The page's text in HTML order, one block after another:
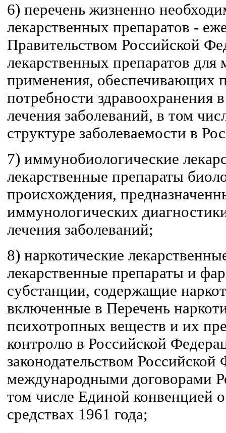
6) перечень жизненно
лекарственных препаратов -
Правительством Российской
лекарственных препаратов для
применения, обеспечивающих
потребности здравоохранения
лечения заболеваний, в том
структуре заболеваемости в
7) иммунобиологические
лекарственные препараты
происхождения,
иммунологических
лечения заболеваний;
8) наркотические
лекарственные препараты и
субстанции, содержащие
включенные в Перечень
психотропных веществ и их
контролю в Российской
законодательством
международными договорами
том числе Единой конвенцией
средствах 1961 года;